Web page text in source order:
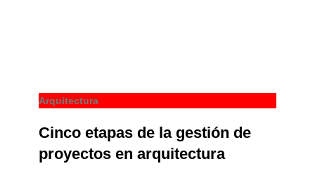
Arquitectura
Cinco etapas de la gestión de
proyectos en arquitectura